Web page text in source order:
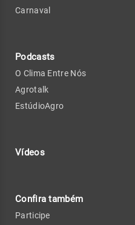
Carnaval
Podcasts
O Clima Entre Nós
Agrotalk
EstúdioAgro
Vídeos
Confira também
Participe